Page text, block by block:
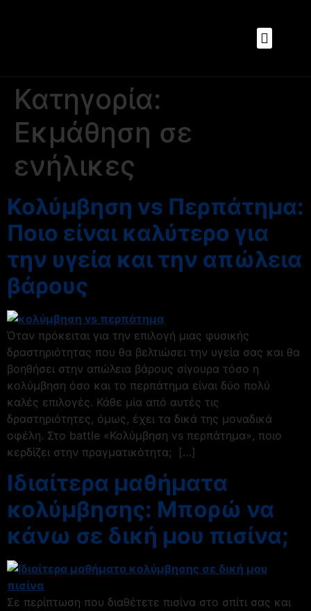
Κατηγορία:
Εκμάθηση σε
ενήλικες
Κολύμβηση vs Περπάτημα:
Ποιο είναι καλύτερο για
την υγεία και την απώλεια
βάρους
Όταν πρόκειται για την επιλογή μιας φυσικής
δραστηριότητας που θα βελτιώσει την υγεία σας και θα
βοηθήσει στην απώλεια βάρους σίγουρα τόσο η
κολύμβηση όσο και το περπάτημα είναι δύο πολύ
καλές επιλογές. Κάθε μία από αυτές τις
δραστηριότητες, όμως, έχει τα δικά της μοναδικά
οφέλη. Στο battle «Κολύμβηση vs περπάτημα», ποιο
κερδίζει στην πραγματικότητα; […]
Ιδιαίτερα μαθήματα
κολύμβησης: Μπορώ να
κάνω σε δική μου πισίνα;
Σε περίπτωση που διαθέτετε πισίνα στο σπίτι σας και